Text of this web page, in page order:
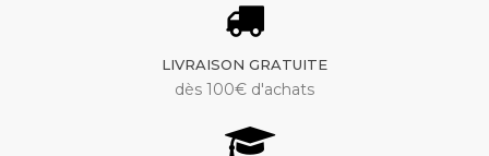
LIVRAISON GRATUITE
dès 100€ d'achats